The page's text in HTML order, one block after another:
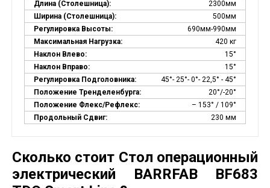
Длина (столешница):
2300мм
Ширина (столешница):
500мм
Регулировка Высоты:
690мм-990мм
Максимальная Нагрузка:
420 кг
Наклон Влево:
15°
Наклон Вправо:
15°
Регулировка Подголовника:
45°- 25°- 0°- 22,5° - 45°
Положение Тренделенбурга:
20°/-20°
Положение Флекс/Рефлекс:
– 153° / 109°
Продольный Сдвиг:
230 мм
Сколько стоит Стол операционный
электрический BARRFAB BF683